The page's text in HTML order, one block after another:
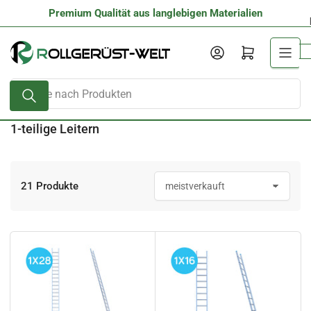
Inhalt
springen
Materialien Internationale Lieferung
Suche
nach
Produkten
AnmeldenMini-Warenkorb öffnen
1-teilige Leitern
o
t
21 Produkte